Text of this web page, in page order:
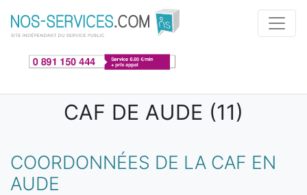
Aller au contenu principal
CAF DE AUDE (11)
COORDONNÉES DE LA CAF EN
AUDE